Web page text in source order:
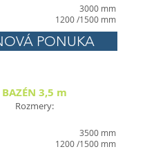
3000 mm
1200 /1500 mm
PONUKA
BAZÉN 3,5 m
Rozmery:
3500 mm
1200 /1500 mm